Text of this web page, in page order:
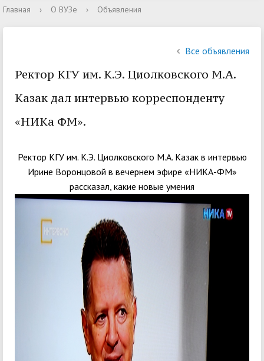
Главная › О ВУЗе › Объявления
Все объявления
Ректор КГУ им. К.Э. Циолковского М.А.
Казак дал интервью корреспонденту
«НИКа ФМ».
Ректор КГУ им. К.Э. Циолковского М.А. Казак в интервью
Ирине Воронцовой в вечернем эфире «НИКА-ФМ»
рассказал, какие новые умения